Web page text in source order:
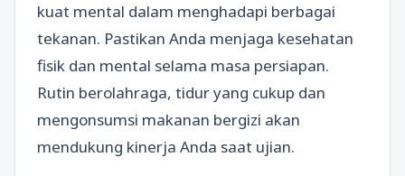
kuat mental dalam menghadapi berbagai
tekanan. Pastikan Anda menjaga kesehatan
fisik dan mental selama masa persiapan.
Rutin berolahraga, tidur yang cukup dan
mengonsumsi makanan bergizi akan
mendukung kinerja Anda saat ujian.